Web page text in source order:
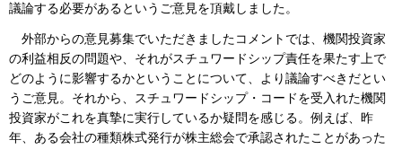
議論する必要があるというご意見を頂戴しました。
外部からの意見募集でいただきましたコメントでは、機関投資家
の利益相反の問題や、それがスチュワードシップ責任を果たす上で
どのように影響するかということについて、より議論すべきだとい
うご意見。それから、スチュワードシップ・コードを受入れた機関
投資家がこれを真摯に実行しているか疑問を感じる。例えば、昨
年、ある会社の種類株式発行が株主総会で承認されたことがあった